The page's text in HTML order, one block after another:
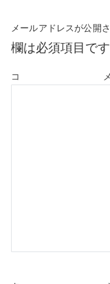
メールアドレスが公開
欄は必須項目です
コ